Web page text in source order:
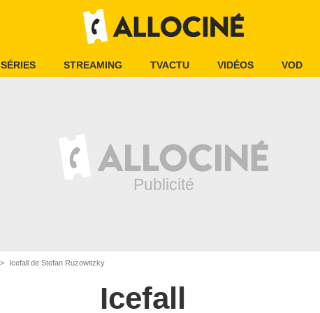
SÉRIES STREAMING TVACTU VIDÉOS VOD
Icefall de Stefan Ruzowitzky
Icefall